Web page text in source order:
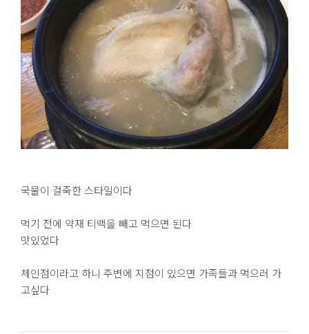
국물이 걸죽한 스타일이다
먹기 전에 약재 티백을 빼고 먹으면 된다
맛있었다
체인점이라고 하니 주변에 지점이 있으면 가족들과 먹으러 가
고싶다